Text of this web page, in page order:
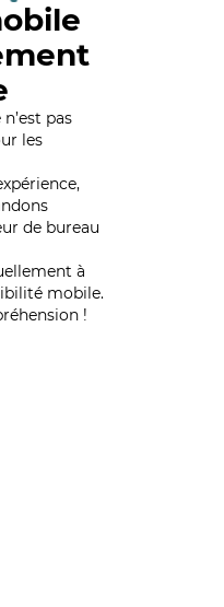
pas
les
de bureau
à
mobile.
!